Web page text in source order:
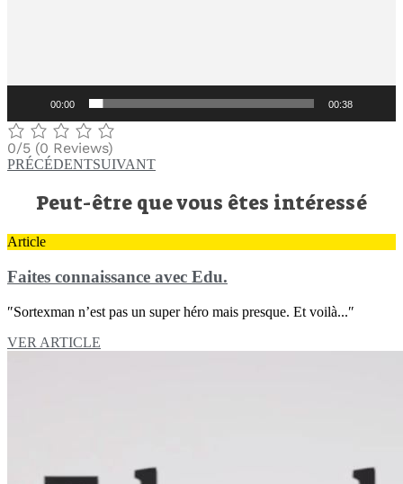
00:00 00:38
0/5 (0 Reviews)
PRÉCÉDENTSUIVANT
Peut-être que vous êtes intéressé
Article
Faites connaissance avec Edu.
″Sortexman n’est pas un super héro mais presque. Et voilà...″
VER ARTICLE